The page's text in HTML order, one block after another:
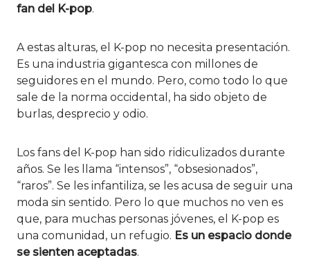
fan del K-pop.
A estas alturas, el K-pop no necesita presentación.
Es una industria gigantesca con millones de
seguidores en el mundo. Pero, como todo lo que
sale de la norma occidental, ha sido objeto de
burlas, desprecio y odio.
Los fans del K-pop han sido ridiculizados durante
años. Se les llama “intensos”, “obsesionados”,
“raros”. Se les infantiliza, se les acusa de seguir una
moda sin sentido. Pero lo que muchos no ven es
que, para muchas personas jóvenes, el K-pop es
una comunidad, un refugio. Es un espacio donde
se sienten aceptadas.